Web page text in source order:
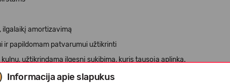
Informacija apie slapukus
amortizavimą
ir papildomam patvarumui užtikrinti
užtikrindama ilgesnį sukibimą, kuris tausoja aplinką.
lengvą patvarumą